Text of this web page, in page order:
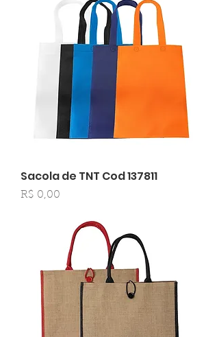
Sacola de TNT Cod 137811
Preço
R$ 0,00